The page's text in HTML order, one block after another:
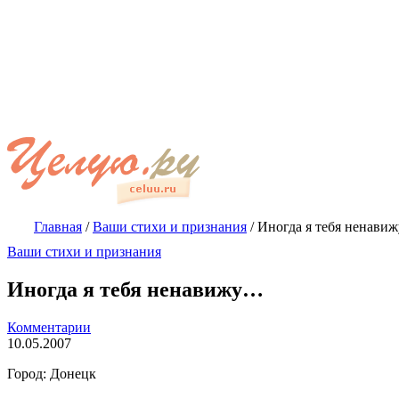
Главная /Ваши стихи и признания /Иногда я тебя
Ваши стихи и признания
Иногда я тебя ненавижу…
Комментарии
10.05.2007
Город: Донецк